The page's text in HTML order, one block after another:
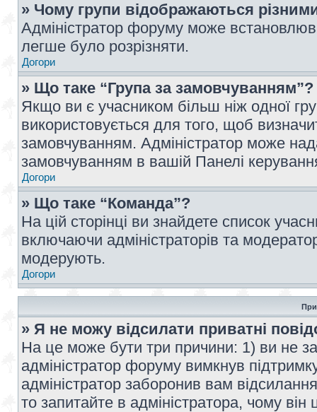
» Чому групи відображаються
Адміністратор форуму може
легше було розрізняти.
Догори
» Що таке “Група за замовчуванням”?
Якщо ви є учасником більш ніж одної
використовується для того, щоб
замовчуванням. Адміністратор може
замовчуванням в вашій Панелі
Догори
» Що таке “Команда”?
На цій сторінці ви знайдете список
включаючи адміністраторів та
модерують.
Догори
» Я не можу відсилати приватні
На це може бути три причини: 1) ви не
адміністратор форуму вимкнув
адміністратор заборонив вам
то запитайте в адміністратора, чому він